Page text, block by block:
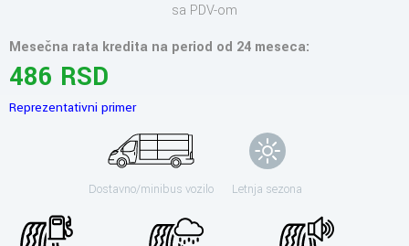
sa PDV-om
Mesečna rata kredita na period od 24 meseca:
486 RSD
Reprezentativni primer
Dostavno/minibus vozilo Letnja sezona